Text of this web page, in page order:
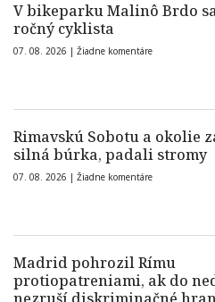
V bikeparku Malinô Brdo
ročný cyklista
07. 08. 2026 | Žiadne komentáre
Rimavskú Sobotu a okolie
silná búrka, padali stromy
07. 08. 2026 | Žiadne komentáre
Madrid pohrozil Rímu
protiopatreniami, ak do